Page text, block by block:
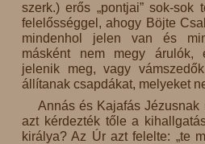
szerk.) erős „pontjai” sok-sok
felelősséggel, ahogy Böjte
mindenhol jelen van és
másként nem megy árulók,
jelenik meg, vagy
állítanak csapdákat, melyeket
Annás és Kajafás Jézusnak
azt kérdezték tőle a
királya? Az Úr azt felelte: „te